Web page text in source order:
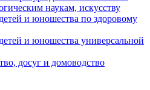
наукам, искусству
и юношества по здоровому
и юношества универсальной
досуг и домоводство